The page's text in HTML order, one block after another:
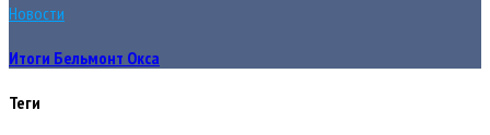
Новости
Итоги Бельмонт Окса
Теги